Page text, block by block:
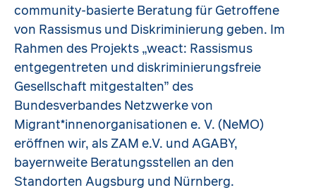
community-basierte Beratung für Getroffene
von Rassismus und Diskriminierung geben. Im
Rahmen des Projekts „weact: Rassismus
entgegentreten und diskriminierungsfreie
Gesellschaft mitgestalten” des
Bundesverbandes Netzwerke von
Migrant*innenorganisationen e. V. (NeMO)
eröffnen wir, als ZAM e.V. und AGABY,
bayernweite Beratungsstellen an den
Standorten Augsburg und Nürnberg.